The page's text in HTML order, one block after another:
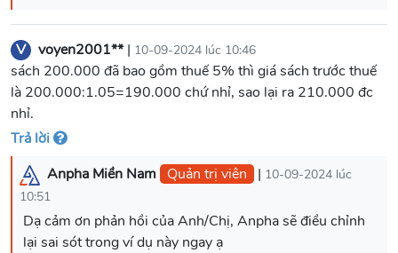
V voyen2001**| 10-09-2024 lúc 10:46
sách 200.000 đã bao gồm thuế 5% thì giá sách trước thuế
là 200.000:1.05=190.000 chứ nhỉ, sao lại ra 210.000 đc
nhỉ.
Trả lời
Anpha Miền Nam Quản trị viên | 10-09-2024 lúc
10:51
Dạ cảm ơn phản hồi của Anh/Chị, Anpha sẽ điều chỉnh
lại sai sót trong ví dụ này ngay ạ